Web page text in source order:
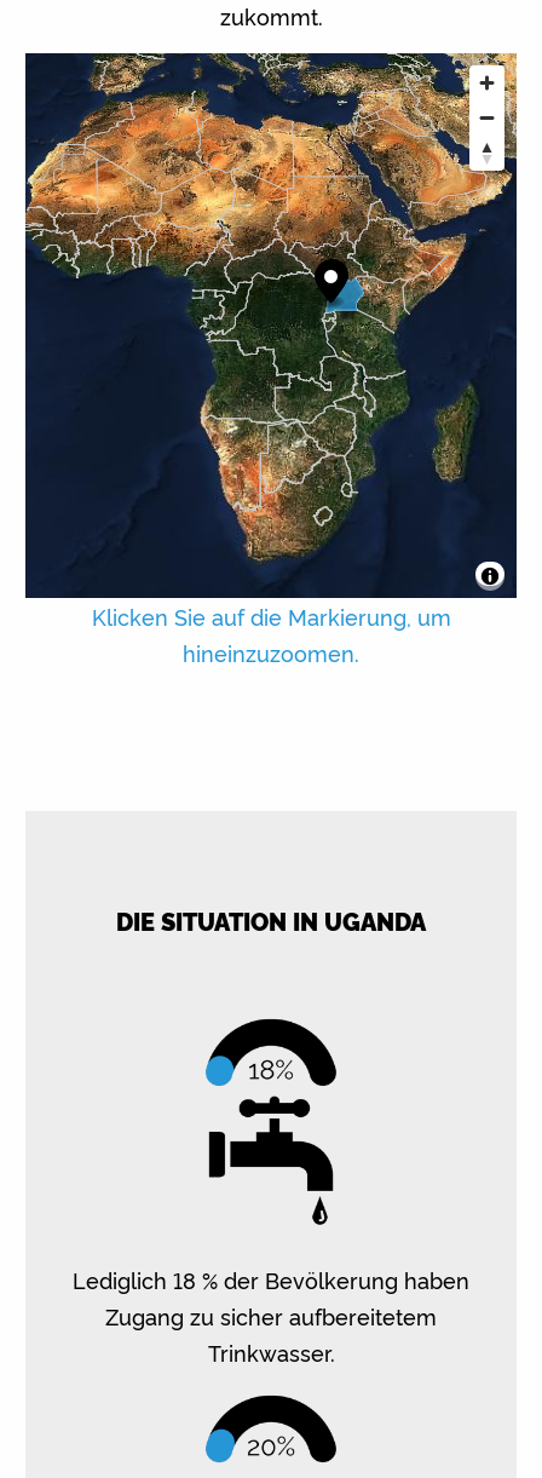
zukommt.
Klicken Sie auf die Markierung, um
hineinzuzoomen.
DIE SITUATION IN UGANDA
Lediglich 18 % der Bevölkerung haben
Zugang zu sicher aufbereitetem
Trinkwasser.